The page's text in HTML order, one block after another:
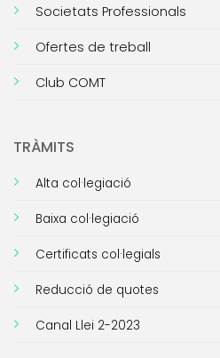
Societats Professionals
Ofertes de treball
Club COMT
TRÀMITS
Alta col·legiació
Baixa col·legiació
Certificats col·legials
Reducció de quotes
Canal Llei 2-2023